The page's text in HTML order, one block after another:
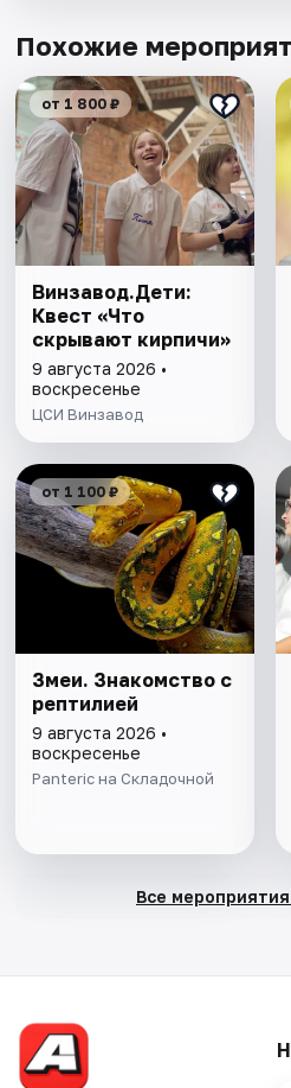
Похожие
от 1 800 ₽
Винзавод.Дети:
Квест «Что
скрывают кирпичи»
9 августа 2026 •
воскресенье
ЦСИ Винзавод
от 1 100 ₽
Змеи. Знакомство с
рептилией
9 августа 2026 •
воскресенье
Panteric на Складочной
Все